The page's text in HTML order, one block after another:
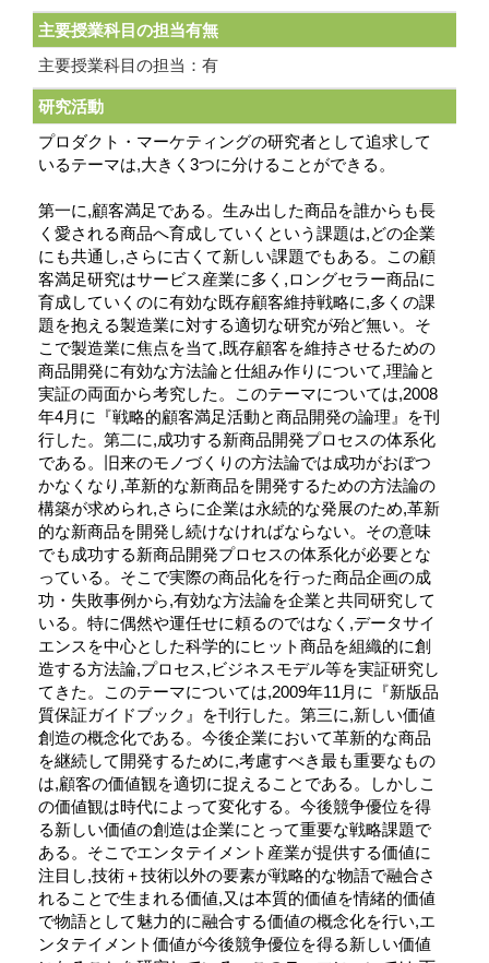
主要授業科目の担当有無
主要授業科目の担当：有
研究活動
プロダクト・マーケティングの研究者として追求して
いるテーマは,大きく3つに分けることができる。
第一に,顧客満足である。生み出した商品を誰からも長
く愛される商品へ育成していくという課題は,どの企業
にも共通し,さらに古くて新しい課題でもある。この顧
客満足研究はサービス産業に多く,ロングセラー商品に
育成していくのに有効な既存顧客維持戦略に,多くの課
題を抱える製造業に対する適切な研究が殆ど無い。そ
こで製造業に焦点を当て,既存顧客を維持させるための
商品開発に有効な方法論と仕組み作りについて,理論と
実証の両面から考究した。このテーマについては,2008
年4月に『戦略的顧客満足活動と商品開発の論理』を刊
行した。第二に,成功する新商品開発プロセスの体系化
である。旧来のモノづくりの方法論では成功がおぼつ
かなくなり,革新的な新商品を開発するための方法論の
構築が求められ,さらに企業は永続的な発展のため,革新
的な新商品を開発し続けなければならない。その意味
でも成功する新商品開発プロセスの体系化が必要とな
っている。そこで実際の商品化を行った商品企画の成
功・失敗事例から,有効な方法論を企業と共同研究して
いる。特に偶然や運任せに頼るのではなく,データサイ
エンスを中心とした科学的にヒット商品を組織的に創
造する方法論,プロセス,ビジネスモデル等を実証研究し
てきた。このテーマについては,2009年11月に『新版品
質保証ガイドブック』を刊行した。第三に,新しい価値
創造の概念化である。今後企業において革新的な商品
を継続して開発するために,考慮すべき最も重要なもの
は,顧客の価値観を適切に捉えることである。しかしこ
の価値観は時代によって変化する。今後競争優位を得
る新しい価値の創造は企業にとって重要な戦略課題で
ある。そこでエンタテイメント産業が提供する価値に
注目し,技術＋技術以外の要素が戦略的な物語で融合さ
れることで生まれる価値,又は本質的価値を情緒的価値
で物語として魅力的に融合する価値の概念化を行い,エ
ンタテイメント価値が今後競争優位を得る新しい価値